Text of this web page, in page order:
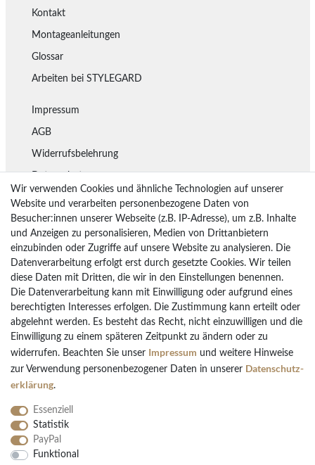
Kontakt
Montageanleitungen
Glossar
Arbeiten bei STYLEGARD
Impressum
AGB
Widerrufsbelehrung
Datenschutz
Lieferung
Rückgaberecht
Vertrag widerrufen
Bezahlarten
PayPal
Vorkasse Überweisung
Kreditkarten
Kauf auf Rechnung
Wir verwenden Cookies und ähnliche Technologien auf unserer
Website und verarbeiten personenbezogene Daten von
Besucher:innen unserer Webseite (z.B. IP-Adresse), um z.B. Inhalte
und Anzeigen zu personalisieren, Medien von Drittanbietern
einzubinden oder Zugriffe auf unsere Website zu analysieren. Die
Datenverarbeitung erfolgt erst durch gesetzte Cookies. Wir teilen
diese Daten mit Dritten, die wir in den Einstellungen benennen.
Die Datenverarbeitung kann mit Einwilligung oder aufgrund eines
berechtigten Interesses erfolgen. Die Zustimmung kann erteilt oder
abgelehnt werden. Es besteht das Recht, nicht einzuwilligen und die
Einwilligung zu einem späteren Zeitpunkt zu ändern oder zu
widerrufen. Beachten Sie unser Impressum und weitere Hinweise
zur Verwendung personenbezogener Daten in unserer Daten­schutz­
erklärung.
Essenziell
Statistik
PayPal
Funktional